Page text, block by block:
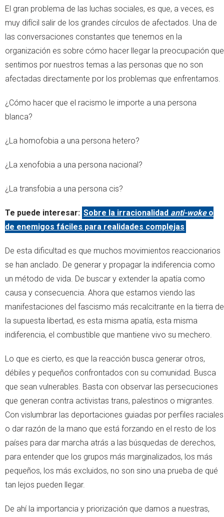
El gran problema de las luchas sociales, es que, a veces, es
muy difícil salir de los grandes círculos de afectados. Una de
las conversaciones constantes que tenemos en la
organización es sobre cómo hacer llegar la preocupación que
sentimos por nuestros temas a las personas que no son
afectadas directamente por los problemas que enfrentamos.
¿Cómo hacer que el racismo le importe a una persona
blanca?
¿La homofobia a una persona hetero?
¿La xenofobia a una persona nacional?
¿La transfobia a una persona cis?
Te puede interesar: Sobre la irracionalidad anti-woke o
de enemigos fáciles para realidades complejas
De esta dificultad es que muchos movimientos reaccionarios
se han anclado. De generar y propagar la indiferencia como
un método de vida. De buscar y extender la apatía como
causa y consecuencia. Ahora que estamos viendo las
manifestaciones del fascismo más recalcitrante en la tierra de
la supuesta libertad, es esta misma apatía, esta misma
indiferencia, el combustible que mantiene vivo su mechero.
Lo que es cierto, es que la reacción busca generar otros,
débiles y pequeños confrontados con su comunidad. Busca
que sean vulnerables. Basta con observar las persecuciones
que generan contra activistas trans, palestinos o migrantes.
Con vislumbrar las deportaciones guiadas por perfiles raciales
o dar razón de la mano que está forzando en el resto de los
países para dar marcha atrás a las búsquedas de derechos,
para entender que los grupos más marginalizados, los más
pequeños, los más excluidos, no son sino una prueba de qué
tan lejos pueden llegar.
De ahí la importancia y priorización que damos a nuestras,